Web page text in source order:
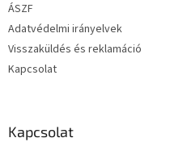
ÁSZF
Adatvédelmi irányelvek
Visszaküldés és reklamáció
Kapcsolat
Kapcsolat